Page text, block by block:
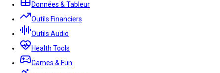
Données & Tableur
Outils Financiers
Outils Audio
Health Tools
Games & Fun